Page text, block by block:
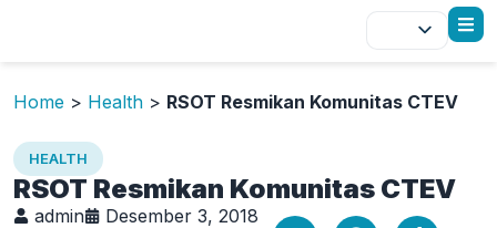
Home > Health > RSOT Resmikan Komunitas CTEV
HEALTH
RSOT Resmikan Komunitas CTEV
admin Desember 3, 2018